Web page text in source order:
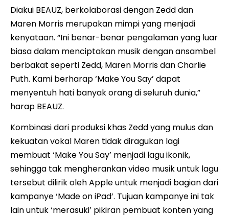
Diakui BEAUZ, berkolaborasi dengan Zedd dan
Maren Morris merupakan mimpi yang menjadi
kenyataan. “Ini benar-benar pengalaman yang luar
biasa dalam menciptakan musik dengan ansambel
berbakat seperti Zedd, Maren Morris dan Charlie
Puth. Kami berharap ‘Make You Say’ dapat
menyentuh hati banyak orang di seluruh dunia,”
harap BEAUZ.
Kombinasi dari produksi khas Zedd yang mulus dan
kekuatan vokal Maren tidak diragukan lagi
membuat ‘Make You Say’ menjadi lagu ikonik,
sehingga tak mengherankan video musik untuk lagu
tersebut dilirik oleh Apple untuk menjadi bagian dari
kampanye ‘Made on iPad’. Tujuan kampanye ini tak
lain untuk ‘merasuki’ pikiran pembuat konten yang